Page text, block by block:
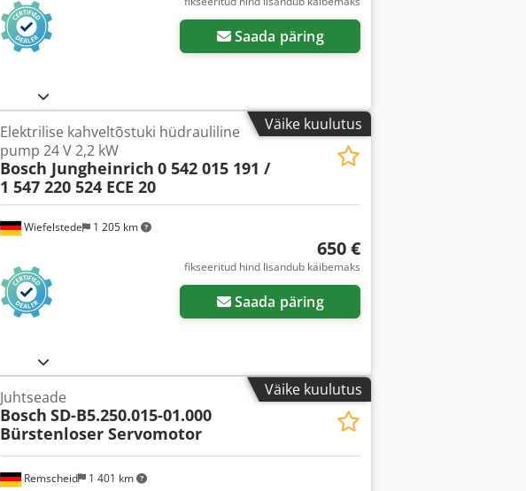
Saada päring
Väike kuulutus
Wiefelstede 1 205 km
Elektrilise kahveltõstuki hüdrauliline
pump 24 V 2,2 kW
Bosch Jungheinrich 0 542 015 191 /
1 547 220 524 ECE 20
650 €
fikseeritud hind lisandub käibemaks
Saada päring
Väike kuulutus
Remscheid 1 401 km
Juhtseade
Bosch SD-B5.250.015-01.000
Bürstenloser Servomotor